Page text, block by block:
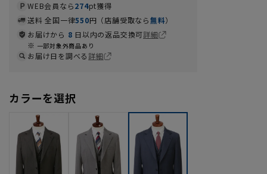
WEB会員なら274pt獲得
送料 全国一律550円（店舗受取なら無料）
お届けから 8 日以内の返品交換可詳細
一部対象外商品あり
お届け日を調べる詳細
カラーを選択